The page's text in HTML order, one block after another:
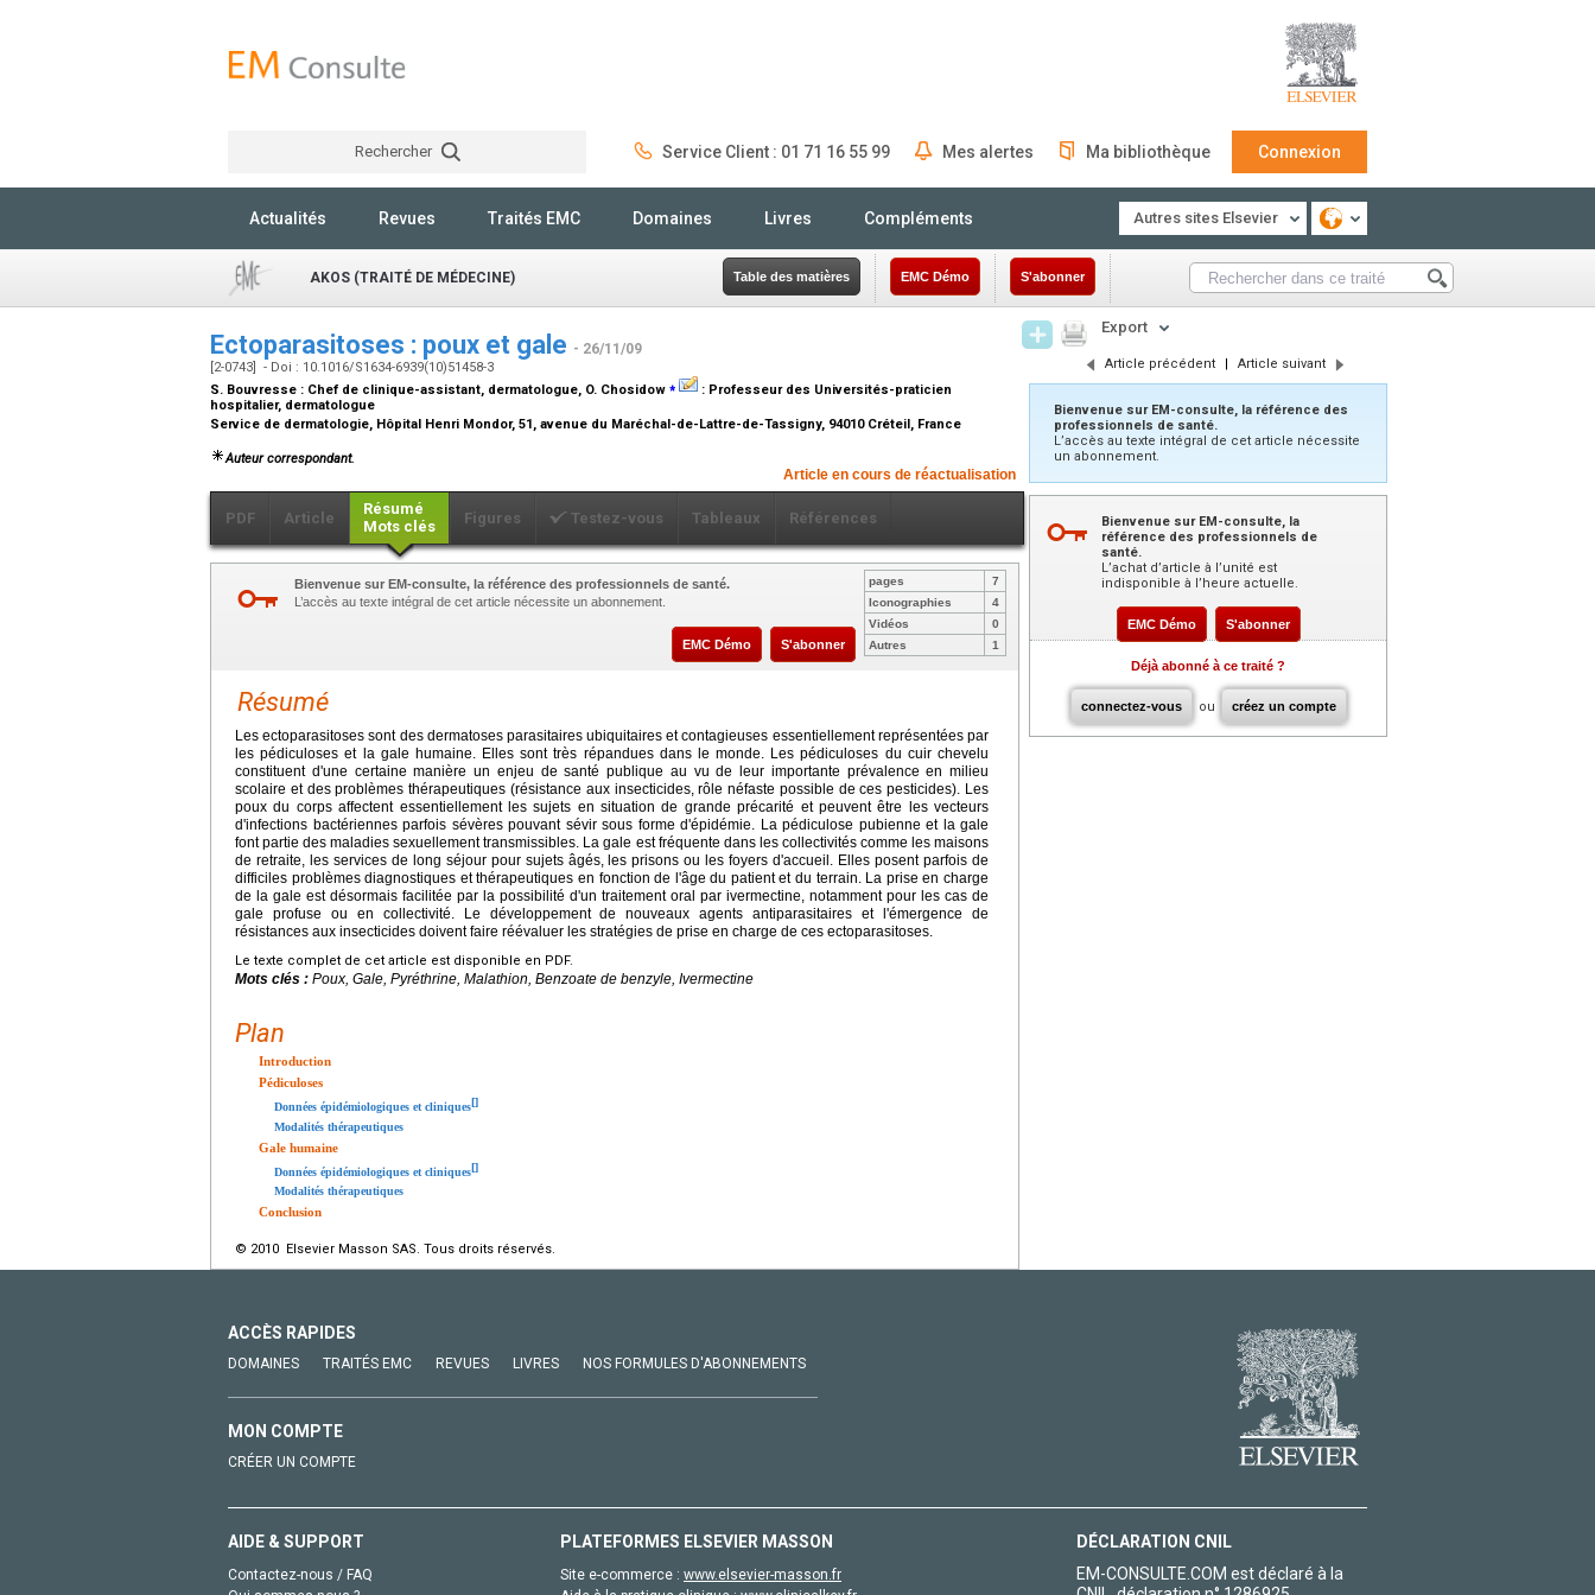
Rechercher Service Client : 01 71 16 55 99 Mes alertes Ma bibliothèque Connexion
Actualités Revues Traités EMC Domaines Livres Compléments Autres sites Elsevier
AKOS (TRAITÉ DE MÉDECINE) Table des matières EMC Démo S'abonner
Ectoparasitoses : poux et gale - 26/11/09
[2-0743] - Doi : 10.1016/S1634-6939(10)51458-3
S. Bouvresse : Chef de clinique-assistant, dermatologue, O. Chosidow ⁎ : Professeur des Universités-praticien
hospitalier, dermatologue
Service de dermatologie, Hôpital Henri Mondor, 51, avenue du Maréchal-de-Lattre-de-Tassigny, 94010 Créteil, France
Auteur correspondant.
Article en cours de réactualisation
PDF Article
Résumé
Mots clés
Figures Testez-vous Tableaux Références
Bienvenue sur EM-consulte, la référence des professionnels de santé.
L’accès au texte intégral de cet article nécessite un abonnement.
EMC Démo S'abonner
pages
7
Iconographies
4
Vidéos
0
Autres
1
Résumé
Les ectoparasitoses sont des dermatoses parasitaires ubiquitaires et contagieuses essentiellement représentées par
les pédiculoses et la gale humaine. Elles sont très répandues dans le monde. Les pédiculoses du cuir chevelu
constituent d'une certaine manière un enjeu de santé publique au vu de leur importante prévalence en milieu
scolaire et des problèmes thérapeutiques (résistance aux insecticides, rôle néfaste possible de ces pesticides). Les
poux du corps affectent essentiellement les sujets en situation de grande précarité et peuvent être les vecteurs
d'infections bactériennes parfois sévères pouvant sévir sous forme d'épidémie. La pédiculose pubienne et la gale
font partie des maladies sexuellement transmissibles. La gale est fréquente dans les collectivités comme les maisons
de retraite, les services de long séjour pour sujets âgés, les prisons ou les foyers d'accueil. Elles posent parfois de
difficiles problèmes diagnostiques et thérapeutiques en fonction de l'âge du patient et du terrain. La prise en charge
de la gale est désormais facilitée par la possibilité d'un traitement oral par ivermectine, notamment pour les cas de
gale profuse ou en collectivité. Le développement de nouveaux agents antiparasitaires et l'émergence de
résistances aux insecticides doivent faire réévaluer les stratégies de prise en charge de ces ectoparasitoses.
Le texte complet de cet article est disponible en PDF.
Mots clés : Poux, Gale, Pyréthrine, Malathion, Benzoate de benzyle, Ivermectine
Plan
Introduction
Pédiculoses
Données épidémiologiques et cliniques[]
Modalités thérapeutiques
Gale humaine
Données épidémiologiques et cliniques[]
Modalités thérapeutiques
Conclusion
© 2010 Elsevier Masson SAS. Tous droits réservés.
Export
Article précédent | Article suivant
Bienvenue sur EM-consulte, la référence des
professionnels de santé.
L’accès au texte intégral de cet article nécessite
un abonnement.
Bienvenue sur EM-consulte, la
référence des professionnels de
santé.
L’achat d’article à l’unité est
indisponible à l’heure actuelle.
EMC Démo S'abonner
Déjà abonné à ce traité ?
connectez-vous ou créez un compte
ACCÈS RAPIDES
DOMAINES TRAITÉS EMC REVUES LIVRES NOS FORMULES D'ABONNEMENTS
MON COMPTE
CRÉER UN COMPTE
AIDE & SUPPORT
Contactez-nous / FAQ
PLATEFORMES ELSEVIER MASSON
Site e-commerce : www.elsevier-masson.fr
DÉCLARATION CNIL
EM-CONSULTE.COM est déclaré à la